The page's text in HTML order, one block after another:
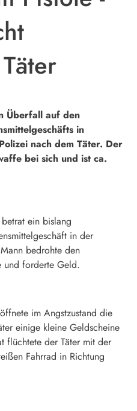
Überfall auf den
in
nach dem Täter. Der
bei sich und ist ca.
ein bislang
in der
bedrohte den
und forderte Geld.
im Angstzustand die
einige kleine Geldscheine
flüchtete der Täter mit der
Fahrrad in Richtung